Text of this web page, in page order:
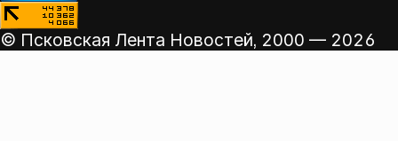
© Псковская Лента Новостей, 2000 — 2026